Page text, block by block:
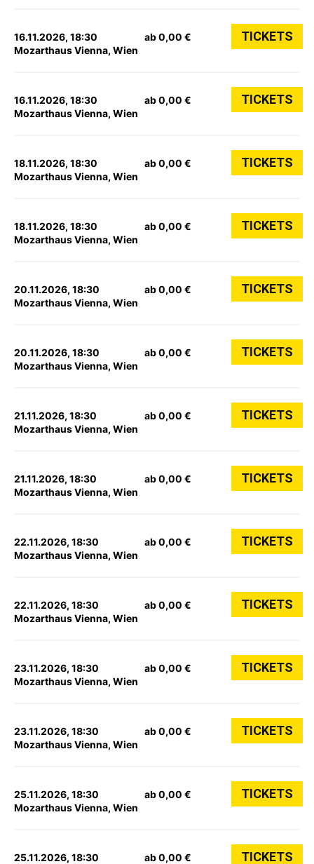
16.11.2026, 18:30
Mozarthaus Vienna, Wien
ab 0,00 € TICKETS
16.11.2026, 18:30
Mozarthaus Vienna, Wien
ab 0,00 € TICKETS
18.11.2026, 18:30
Mozarthaus Vienna, Wien
ab 0,00 € TICKETS
18.11.2026, 18:30
Mozarthaus Vienna, Wien
ab 0,00 € TICKETS
20.11.2026, 18:30
Mozarthaus Vienna, Wien
ab 0,00 € TICKETS
20.11.2026, 18:30
Mozarthaus Vienna, Wien
ab 0,00 € TICKETS
21.11.2026, 18:30
Mozarthaus Vienna, Wien
ab 0,00 € TICKETS
21.11.2026, 18:30
Mozarthaus Vienna, Wien
ab 0,00 € TICKETS
22.11.2026, 18:30
Mozarthaus Vienna, Wien
ab 0,00 € TICKETS
22.11.2026, 18:30
Mozarthaus Vienna, Wien
ab 0,00 € TICKETS
23.11.2026, 18:30
Mozarthaus Vienna, Wien
ab 0,00 € TICKETS
23.11.2026, 18:30
Mozarthaus Vienna, Wien
ab 0,00 € TICKETS
25.11.2026, 18:30
Mozarthaus Vienna, Wien
ab 0,00 € TICKETS
25.11.2026, 18:30 ab 0,00 € TICKETS